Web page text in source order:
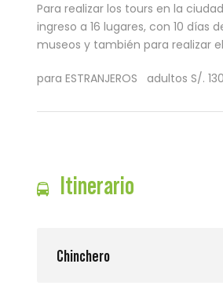
Para realizar los tours en la
ingreso a 16 lugares, con 10
museos y también para realizar
para ESTRANJEROS adultos S/.
Itinerario
Chinchero